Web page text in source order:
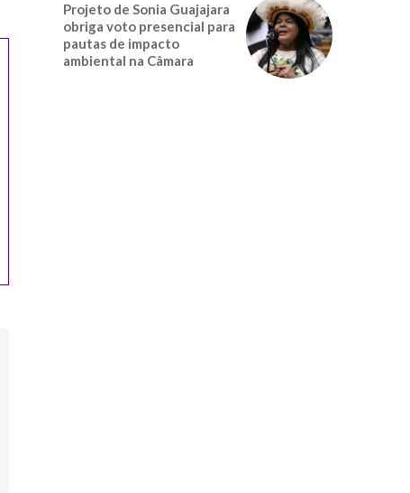
Projeto de Sonia Guajajara
obriga voto presencial para
pautas de impacto
ambiental na Câmara